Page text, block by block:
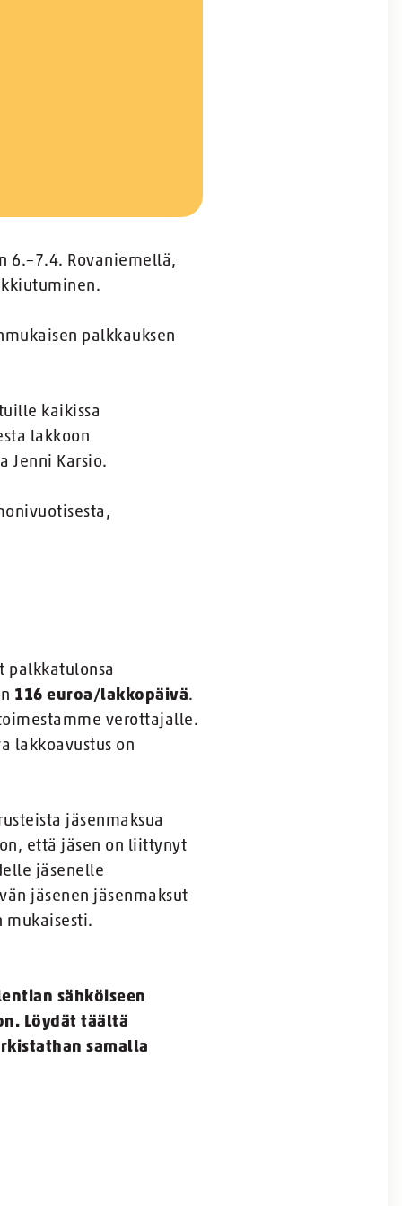
6.–7.4. Rovaniemellä,
palkkauksen
kaikissa
lakkoon
Jenni Karsio.
palkkatulonsa
116 euroa/lakkopäivä.
verottajalle.
lakkoavustus on
jäsenmaksua
että jäsen on liittynyt
jäsenelle
jäsenen jäsenmaksut
mukaisesti.
sähköiseen
Löydät täältä
samalla